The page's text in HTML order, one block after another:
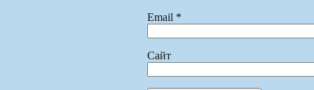
Email *
Сайт